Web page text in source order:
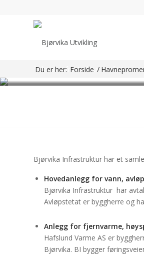
Du er her: Forside /
TEKNISK
Teknisk infrastruktur omfatter
Bjørvika Infrastruktur har et
Hovedanlegg for vann,
Bjørvika Infrastruktur har
Avløpstetat er byggherre og
Anlegg for fjernvarme,
Hafslund Varme AS er
Bjørvika. BI bygger